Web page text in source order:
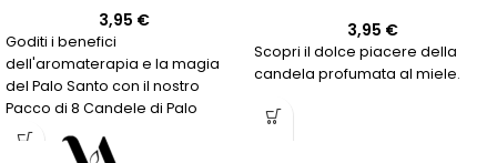
3,95 €
Goditi i benefici
dell'aromaterapia e la magia
del Palo Santo con il nostro
Pacco di 8 Candele di Palo
Santo. Acquista ora!
3,95 €
Scopri il dolce piacere della
candela profumata al miele.